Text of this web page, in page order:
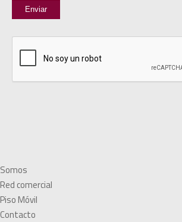
Somos
Red comercial
Piso Móvil
Contacto